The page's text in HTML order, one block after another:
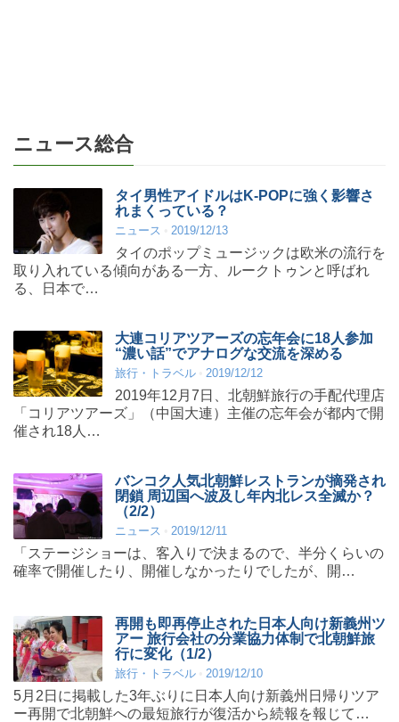
ニュース総合
タイ男性アイドルはK-POPに強く影響さ
れまくっている？
ニュース 2019/12/13
タイのポップミュージックは欧米の流行を
取り入れている傾向がある一方、ルークトゥンと呼ばれ
る、日本で…
大連コリアツアーズの忘年会に18人参加
“濃い話”でアナログな交流を深める
旅行・トラベル 2019/12/12
2019年12月7日、北朝鮮旅行の手配代理店
「コリアツアーズ」（中国大連）主催の忘年会が都内で開
催され18人…
バンコク人気北朝鮮レストランが摘発され
閉鎖 周辺国へ波及し年内北レス全滅か？
（2/2）
ニュース 2019/12/11
「ステージショーは、客入りで決まるので、半分くらいの
確率で開催したり、開催しなかったりでしたが、開…
再開も即再停止された日本人向け新義州ツ
アー 旅行会社の分業協力体制で北朝鮮旅
行に変化（1/2）
旅行・トラベル 2019/12/10
5月2日に掲載した3年ぶりに日本人向け新義州日帰りツア
ー再開で北朝鮮への最短旅行が復活から続報を報じて…